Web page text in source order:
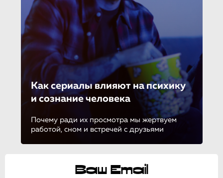
Как сериалы влияют на психику
и сознание человека
Почему ради их просмотра мы жертвуем
работой, сном и встречей с друзьями
Ваш Email